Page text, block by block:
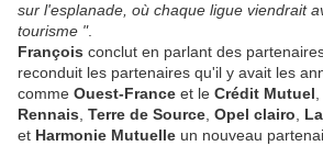
sur l'esplanade, où chaque ligue viendrait
tourisme ".
François conclut en parlant des
reconduit les partenaires qu'il y avait les
comme Ouest-France et le Crédit Mutuel
Rennais Terre de Source Opel clairo
et Harmonie Mutuelle un nouveau